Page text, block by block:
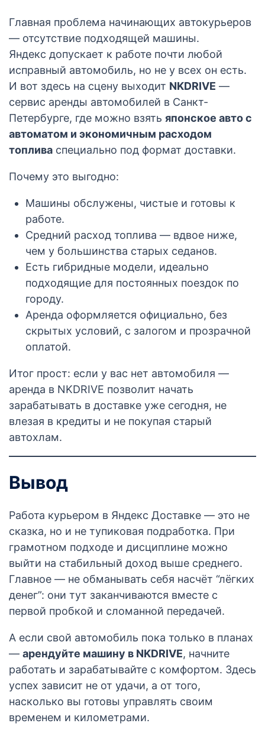
Главная проблема начинающих автокурьеров
— отсутствие подходящей машины.
Яндекс допускает к работе почти любой
исправный автомобиль, но не у всех он есть.
И вот здесь на сцену выходит NKDRIVE —
сервис аренды автомобилей в Санкт-
Петербурге, где можно взять японское авто с
автоматом и экономичным расходом
топлива специально под формат доставки.
Почему это выгодно:
Машины обслужены, чистые и готовы к
работе.
Средний расход топлива — вдвое ниже,
чем у большинства старых седанов.
Есть гибридные модели, идеально
подходящие для постоянных поездок по
городу.
Аренда оформляется официально, без
скрытых условий, с залогом и прозрачной
оплатой.
Итог прост: если у вас нет автомобиля —
аренда в NKDRIVE позволит начать
зарабатывать в доставке уже сегодня, не
влезая в кредиты и не покупая старый
автохлам.
Вывод
Работа курьером в Яндекс Доставке — это не
сказка, но и не тупиковая подработка. При
грамотном подходе и дисциплине можно
выйти на стабильный доход выше среднего.
Главное — не обманывать себя насчёт “лёгких
денег”: они тут заканчиваются вместе с
первой пробкой и сломанной передачей.
А если свой автомобиль пока только в планах
— арендуйте машину в NKDRIVE, начните
работать и зарабатывайте с комфортом. Здесь
успех зависит не от удачи, а от того,
насколько вы готовы управлять своим
временем и километрами.